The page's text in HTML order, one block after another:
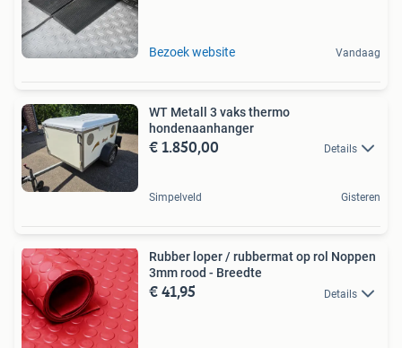
Bezoek website Vandaag
WT Metall 3 vaks thermo
hondenaanhanger
€ 1.850,00 Details
Simpelveld Gisteren
Rubber loper / rubbermat op rol Noppen
3mm rood - Breedte
€ 41,95 Details